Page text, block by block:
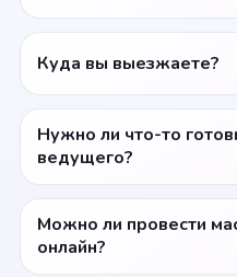
Куда вы выезжаете?
Нужно ли что-то
ведущего?
Можно ли провести
онлайн?